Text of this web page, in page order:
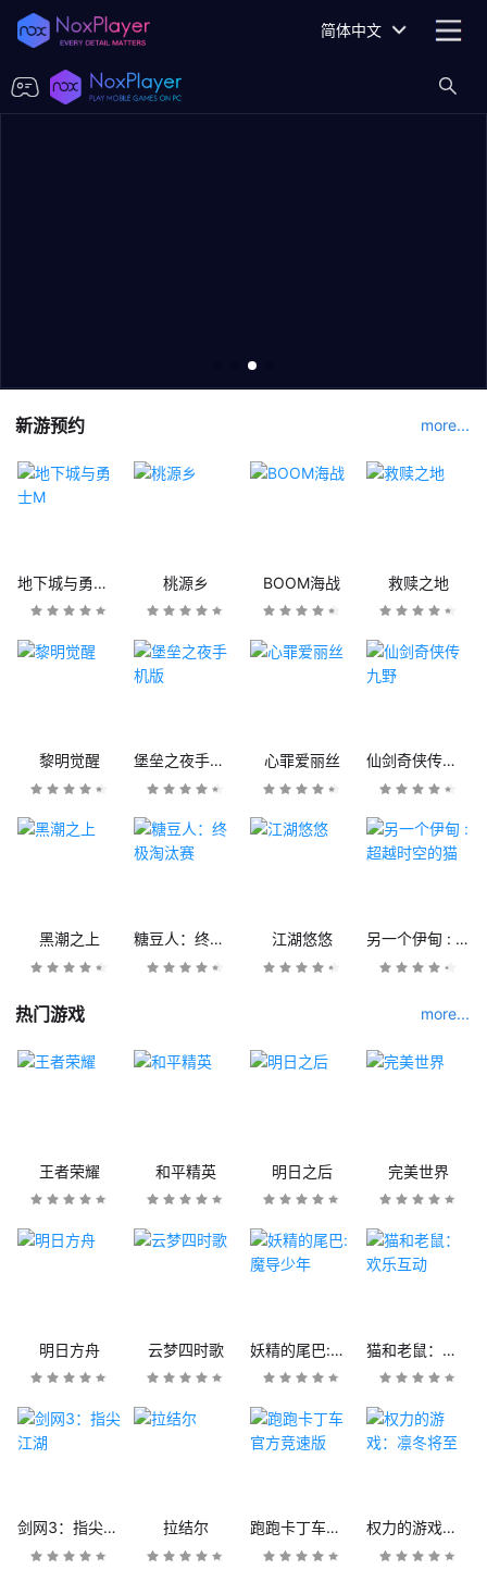
简体中文
新游预约 more...
地下城与勇士M 桃源乡 BOOM海战 救赎之地
黎明觉醒 堡垒之夜手机版 心罪爱丽丝 仙剑奇侠传九野
黑潮之上 糖豆人：终极淘汰赛 江湖悠悠 另一个伊甸 : 超越时空的猫
热门游戏 more...
王者荣耀 和平精英 明日之后 完美世界
明日方舟 云梦四时歌 妖精的尾巴:魔导少年 猫和老鼠：欢乐互动
剑网3：指尖江湖 拉结尔 跑跑卡丁车官方竞速版 权力的游戏：凛冬将至